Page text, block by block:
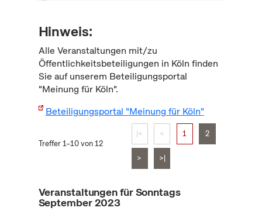
Hinweis:
Alle Veranstaltungen mit/zu
Öffentlichkeitsbeteiligungen in Köln finden
Sie auf unserem Beteiligungsportal
"Meinung für Köln".
Beteiligungsportal "Meinung für Köln"
Treffer 1–10 von 12
|< < 1 2
> >|
Veranstaltungen für Sonntags
September 2023